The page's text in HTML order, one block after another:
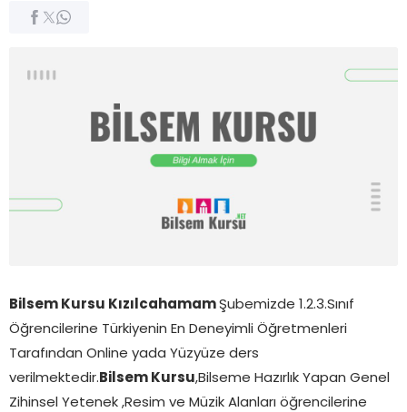
Bilsem Kursu Kızılcahamam Şubemizde 1.2.3.Sınıf
Öğrencilerine Türkiyenin En Deneyimli Öğretmenleri
Tarafından Online yada Yüzyüze ders
verilmektedir. Bilsem Kursu ,Bilseme Hazırlık Yapan Genel
Zihinsel Yetenek ,Resim ve Müzik Alanları öğrencilerine